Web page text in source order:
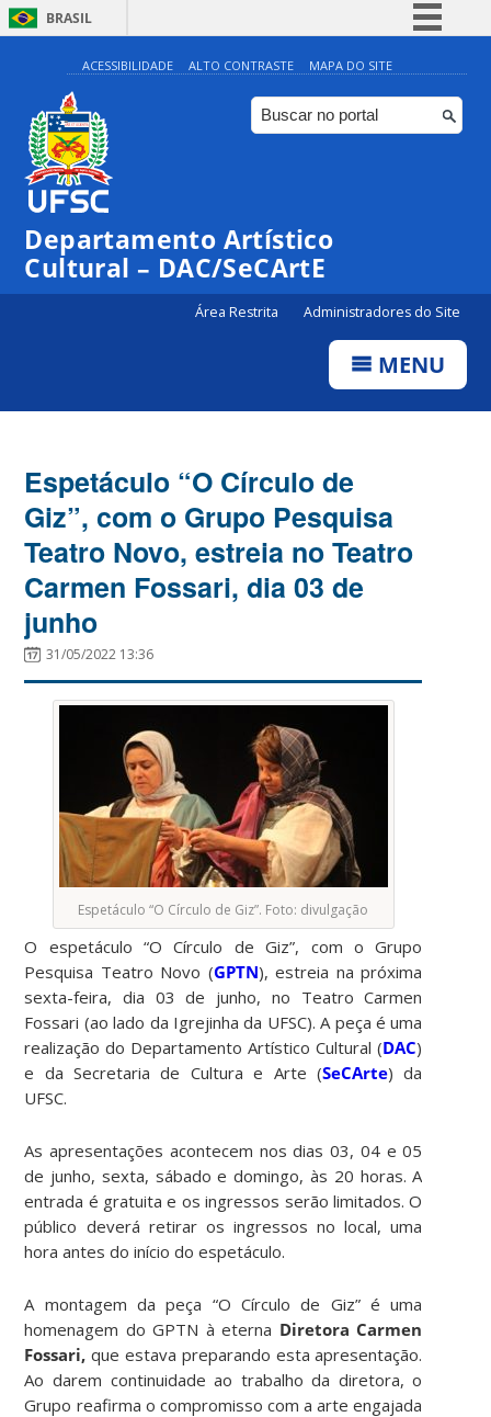
BRASIL
Simplifique!
Comunica BR
Participe
Canais
ACESSIBILIDADE ALTO CONTRASTE MAPA DO SITE
Departamento Artístico
Cultural – DAC/SeCArtE
Área Restrita Administradores do Site
MENU
Espetáculo “O Círculo de
Giz”, com o Grupo Pesquisa
Teatro Novo, estreia no Teatro
Carmen Fossari, dia 03 de
junho
31/05/2022 13:36
Espetáculo “O Círculo de Giz”. Foto: divulgação
O espetáculo “O Círculo de Giz”, com o Grupo
Pesquisa Teatro Novo (GPTN), estreia na próxima
sexta-feira, dia 03 de junho, no Teatro Carmen
Fossari (ao lado da Igrejinha da UFSC). A peça é uma
realização do Departamento Artístico Cultural (DAC)
e da Secretaria de Cultura e Arte (SeCArte) da
UFSC.
As apresentações acontecem nos dias 03, 04 e 05
de junho, sexta, sábado e domingo, às 20 horas. A
entrada é gratuita e os ingressos serão limitados. O
público deverá retirar os ingressos no local, uma
hora antes do início do espetáculo.
A montagem da peça “O Círculo de Giz” é uma
homenagem do GPTN à eterna Diretora Carmen
Fossari,que estava preparando esta apresentação.
Ao darem continuidade ao trabalho da diretora, o
Grupo reafirma o compromisso com a arte engajada